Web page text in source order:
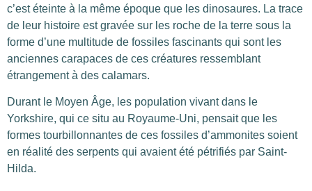
c’est éteinte à la même époque que les dinosaures. La trace
de leur histoire est gravée sur les roche de la terre sous la
forme d’une multitude de fossiles fascinants qui sont les
anciennes carapaces de ces créatures ressemblant
étrangement à des calamars.
Durant le Moyen Âge, les population vivant dans le
Yorkshire, qui ce situ au Royaume-Uni, pensait que les
formes tourbillonnantes de ces fossiles d’ammonites soient
en réalité des serpents qui avaient été pétrifiés par Saint-
Hilda.